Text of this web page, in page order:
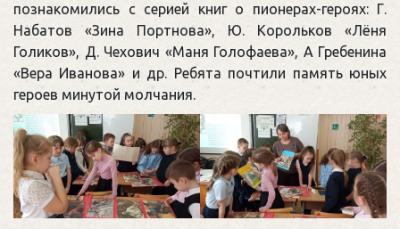
познакомились с серией книг о пионерах-героях: Г.
Набатов «Зина Портнова», Ю. Корольков «Лёня
Голиков», Д. Чехович «Маня Голофаева», А Гребенина
«Вера Иванова» и др. Ребята почтили память юных
героев минутой молчания.